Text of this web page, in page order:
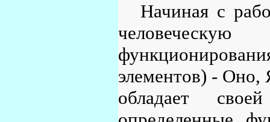
Начиная с
элементов) - Оно,
обладает